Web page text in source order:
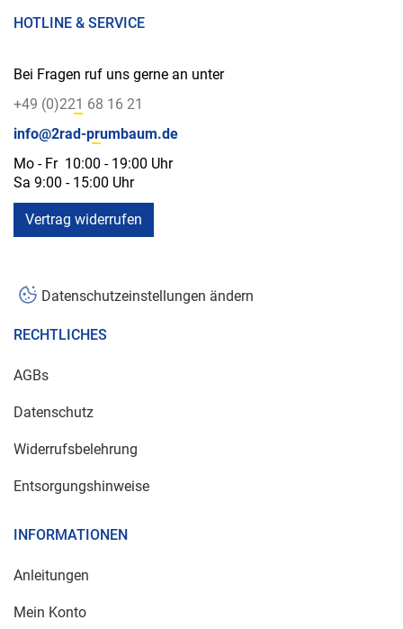
HOTLINE & SERVICE
Bei Fragen ruf uns gerne an unter
+49 (0)221 68 16 21
info@2rad-prumbaum.de
Mo - Fr 10:00 - 19:00 Uhr
Sa 9:00 - 15:00 Uhr
Vertrag widerrufen
Datenschutzeinstellungen ändern
RECHTLICHES
AGBs
Datenschutz
Widerrufsbelehrung
Entsorgungshinweise
INFORMATIONEN
Anleitungen
Mein Konto